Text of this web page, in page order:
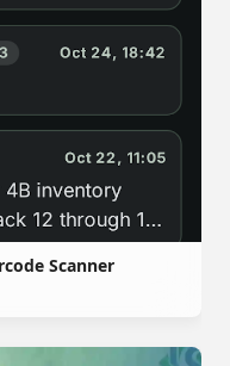
Scanner